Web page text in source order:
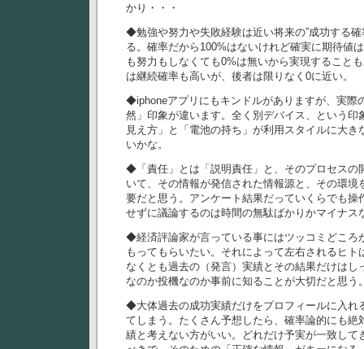
かり・・・
◆勉強や努力や失敗経験は近い将来の”成功する確
る。確率だから100%はないけれど確実に期待値
も努力もしなくても0%は無いから実現すること
は継続確率も高いが、後者は限りなく0に近い。
◆iphoneアプリにもキンドルがありますが、実際
然」印象が違います。全く別デバイス、という印
見え方」と「電池の持ち」が利用スタイルに大き
いかな。
◆「責任」とは「説明責任」と、そのプロセスの
いて、その情報が発信された情報源と、その環境
要だと思う。アンケート結果だっていくらでも操
せずに議論するのは時間の無駄ばかりかマイナス
◆経済評論家が言っている事にはツッコミどころ
もってもらいたい。それによって左右されるヒト
なくとも過去の（発言）実績とその結果だけはし
なのか投機なのか事前に知ることが大切だと思う
◆大体過去の成功実績だけをプロフィールに入れ
てしまう。たくさん予想したら、確率論的にも絶
績と考えない方がいい。どれだけ予実が一致して